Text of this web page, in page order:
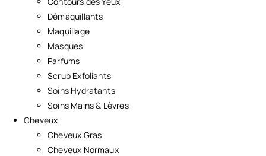
Démaquillants
Maquillage
Masques
Parfums
Scrub Exfoliants
Soins Hydratants
Soins Mains & Lèvres
Cheveux
Cheveux Gras
Cheveux Normaux